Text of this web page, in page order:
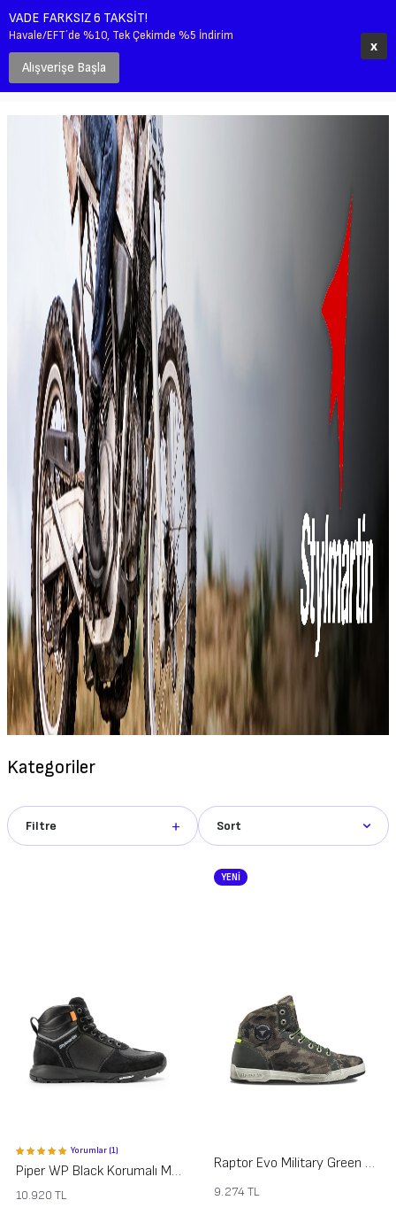
VADE FARKSIZ 6 TAKSİT!
Havale/EFT´de %10, Tek Çekimde %5 İndirim
Alışverişe Başla
x
Anasayfa
Kategoriler
Filtre Sort
Yorumlar (1)
Piper WP Black Korumalı Motosiklet Ayakkabısı
10.920 TL
YENİ
Raptor Evo Military Green Korumalı Motosiklet Ayakkabısı
9.274TL